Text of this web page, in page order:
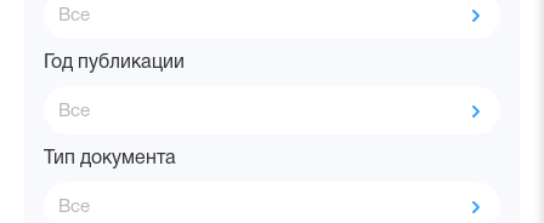
Все
Год публикации
Все
Тип документа
Все